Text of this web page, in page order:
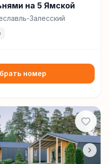
на 5 Ямской
Залесский
номер